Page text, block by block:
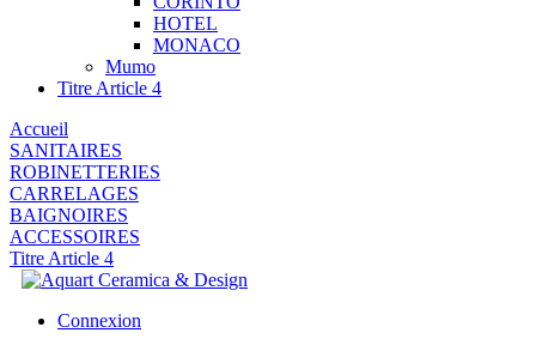
HOTEL
MONACO
Mumo
Titre Article 4
Accueil
SANITAIRES
ROBINETTERIES
CARRELAGES
BAIGNOIRES
ACCESSOIRES
Titre Article 4
Connexion